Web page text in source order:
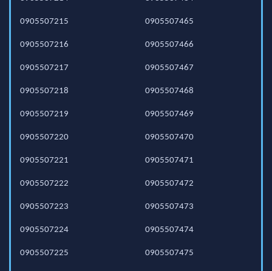
0905507215
0905507216
0905507217
0905507218
0905507219
0905507220
0905507221
0905507222
0905507223
0905507224
0905507225
0905507465
0905507466
0905507467
0905507468
0905507469
0905507470
0905507471
0905507472
0905507473
0905507474
0905507475